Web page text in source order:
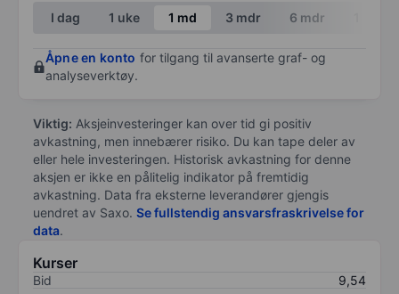
End of interactive chart.
I dag 1 uke 1 md 3 mdr 6 mdr
Åpne en konto for tilgang til avanserte graf- og
analyseverktøy.
Viktig: Aksjeinvesteringer kan over tid gi positiv
avkastning, men innebærer risiko. Du kan tape deler av
eller hele investeringen. Historisk avkastning for denne
aksjen er ikke en pålitelig indikator på fremtidig
avkastning. Data fra eksterne leverandører gjengis
uendret av Saxo. Se fullstendig ansvarsfraskrivelse for
data.
Kurser
Bid
9,54